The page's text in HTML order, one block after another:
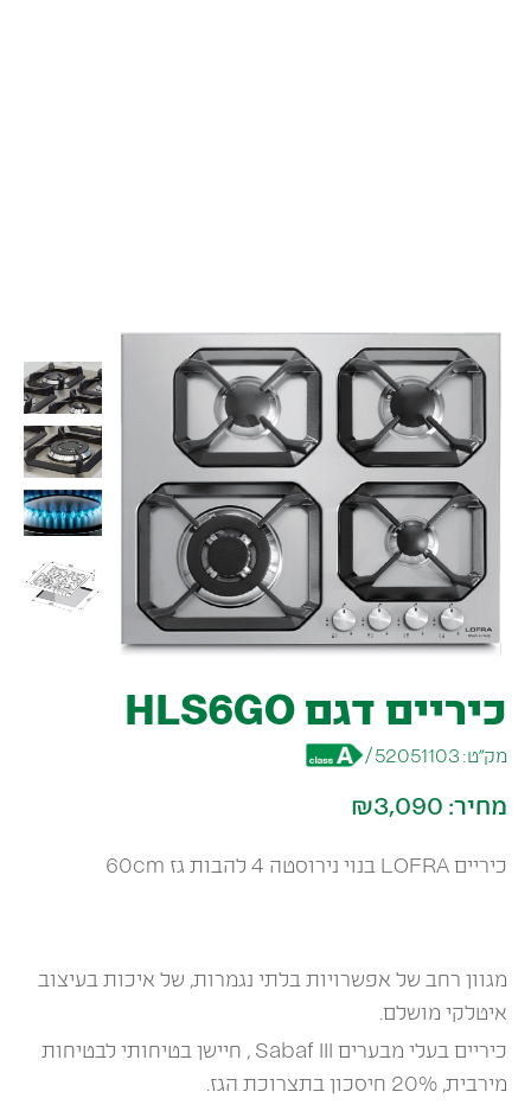
כיריים דגם HLS6GO
מק״ט: 52051103
/
מחיר: ₪3,090
כיריים LOFRA בנוי נירוסטה 4 להבות גז 60cm
מגוון רחב של אפשרויות בלתי נגמרות, של איכות בעיצוב
איטלקי מושלם.
כיריים בעלי מבערים Sabaf III , חיישן בטיחותי לבטיחות
מירבית, 20% חיסכון בתצרוכת הגז.